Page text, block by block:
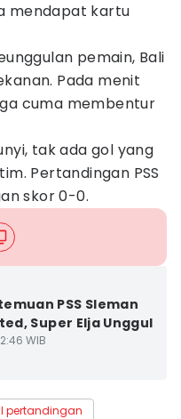
mendapat kartu
pemain, Bali
Pada menit
cuma membentur
tak ada gol yang
Pertandingan PSS
skor 0-0.
PSS Sleman
Super Elja Unggul
WIB
pertandingan